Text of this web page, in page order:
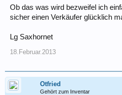
Ob das was wird bezweifel ich
sicher einen Verkäufer glücklich
Lg Saxhornet
18.Februar.2013
Otfried
Gehört zum Inventar